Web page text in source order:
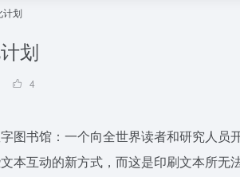
计划
划
4
图书馆：一个向全世界读者和研究人员
本互动的新方式，而这是印刷文本所无法